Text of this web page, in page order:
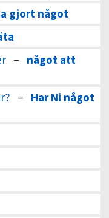
gjort något
– något att
– Har Ni något